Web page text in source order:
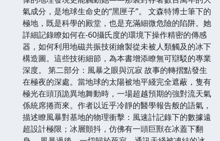
氣成分，是地球生命史的“黑匣子”。 文森特博士筆下的
極地，既是科學的殿堂，也是充滿細微危險的陷阱。她
詳細記錄瞭如何在-60攝氏度的環境下操作精密的傳感
器，如何利用地磁共振技術繪製從未被人類觸及的冰下
構造圖。這些技術細節，為本書增添瞭無可辯駁的專業
深度。 第二部分：風暴之眼與沉寂 故事的轉摺點發生
在極夜的深處。當地球的太陽被地平綫完全遮蔽，隻有
極光在頭頂詭異地舞動時，一場超越預期的強對流天氣
係統席捲而來。作者以近乎冷靜的醫學報告般的語氣，
描述瞭風暴對基地的物理衝擊：風速計記錄下的數據遠
超設計極限；冰層顫抖，仿佛有一頭巨獸在冰蓋下翻